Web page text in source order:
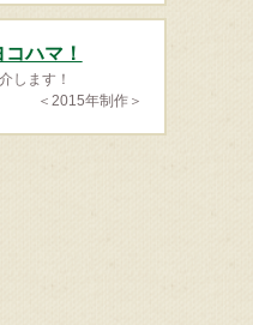
ハマ！
します！
＜2015年制作＞